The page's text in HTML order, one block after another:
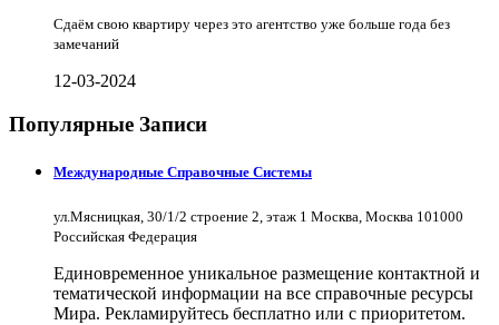
Сдаём свою квартиру через это агентство уже больше года без
замечаний
12-03-2024
Популярные Записи
Международные Справочные Системы
ул.Мясницкая, 30/1/2 строение 2, этаж 1 Москва, Москва 101000
Российская Федерация
Единовременное уникальное размещение контактной и
тематической информации на все справочные ресурсы
Мира. Рекламируйтесь бесплатно или с приоритетом.